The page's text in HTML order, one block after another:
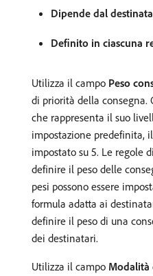
Dipende dal
Definito in ciascuna
Utilizza il campo Peso
di priorità della consegna.
che rappresenta il suo
impostazione predefinita,
impostato su 5. Le regole
definire il peso delle
pesi possono essere
formula adatta ai
definire il peso di una
dei destinatari.
Utilizza il campo Modalità